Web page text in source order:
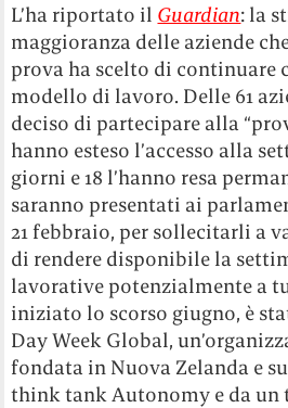
L’ha riportato il Guardian: la
maggioranza delle aziende
prova ha scelto di continuare
modello di lavoro. Delle 61
deciso di partecipare alla
hanno esteso l’accesso alla
giorni e 18 l’hanno resa
saranno presentati ai
21 febbraio, per sollecitarli a
di rendere disponibile la
lavorative potenzialmente a
iniziato lo scorso giugno, è
Day Week Global,
fondata in Nuova Zelanda e
think tank Autonomy e da un